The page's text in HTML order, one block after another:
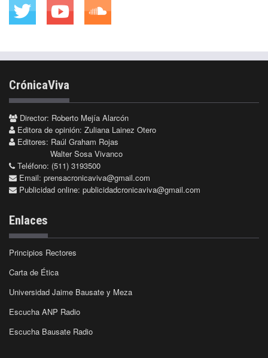
CrónicaViva
Director: Roberto Mejía Alarcón
Editora de opinión: Zuliana Lainez Otero
Editores: Raúl Graham Rojas
Walter Sosa Vivanco
Teléfono: (511) 3193500
Email: prensacronicaviva@gmail.com
Publicidad online: publicidadcronicaviva@gmail.com
Enlaces
Principios Rectores
Carta de Ética
Universidad Jaime Bausate y Meza
Escucha ANP Radio
Escucha Bausate Radio